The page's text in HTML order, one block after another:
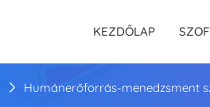
KEZDŐLAP
Humánerőforrás-menedzsment